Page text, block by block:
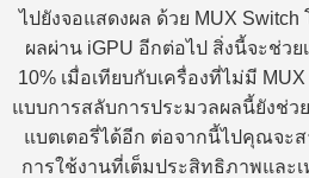
ไปยังจอแสดงผล ด้วย MUX
ผลผ่าน iGPU อีกต่อไป สิ่งนี้จะช่ว
10% เมื่อเทียบกับเครื่องที่ไม่มี
แบบการสลับการประมวลผลนี้ยังช่ว
แบตเตอรี่ได้อีก ต่อจากนี้ไปคุณจะ
การใช้งานที่เต็มประสิทธิภาพแล